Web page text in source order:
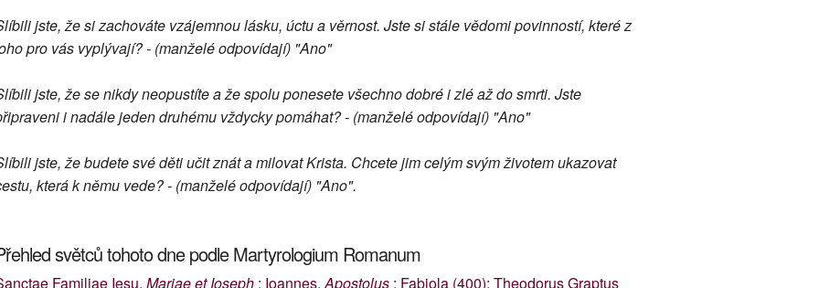
jste, že si zachováte vzájemnou lásku, úctu a věrnost. Jste si stále vědomi povinností, které z
pro vás vyplývají? - (manželé odpovídají) "Ano"
jste, že se nikdy neopustíte a že spolu ponesete všechno dobré i zlé až do smrti. Jste
i nadále jeden druhému vždycky pomáhat? - (manželé odpovídají) "Ano"
jste, že budete své děti učit znát a milovat Krista. Chcete jim celým svým životem ukazovat
která k němu vede? - (manželé odpovídají) "Ano".
světců tohoto dne podle Martyrologium Romanum
Familiae Iesu, Mariae et Ioseph ; Ioannes, Apostolus ; Fabiola (400); Theodorus Graptus